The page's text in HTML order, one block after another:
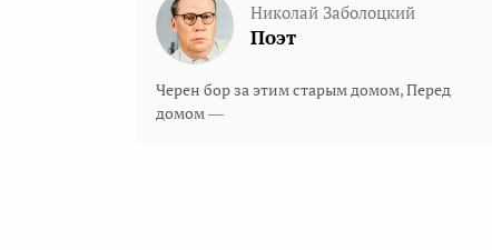
Николай Заболоцкий
Поэт
Черен бор за этим старым домом, Перед
домом —